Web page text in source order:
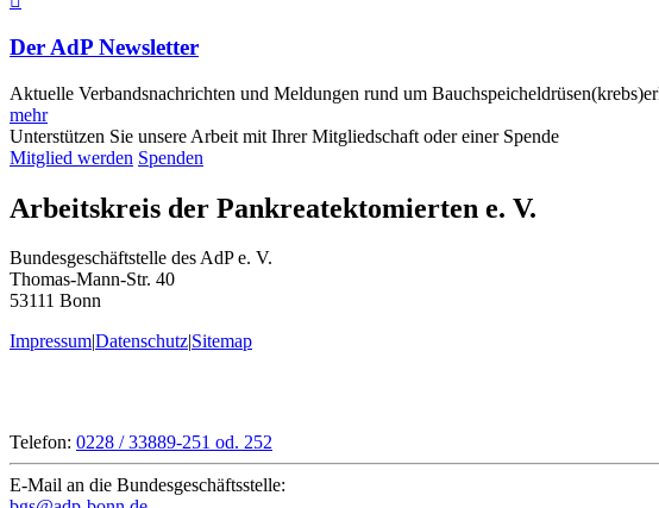
Der AdP Newsletter
Aktuelle Verbandsnachrichten und Meldungen rund um
mehr
Unterstützen Sie unsere Arbeit mit Ihrer Mitgliedschaft oder einer Spende
Mitglied werden Spenden
Arbeitskreis der Pankreatektomierten e. V.
Bundesgeschäftstelle des AdP e. V.
Thomas-Mann-Str. 40
53111 Bonn
Impressum|Datenschutz|Sitemap
Telefon: 0228 / 33889-251 od. 252
E-Mail an die Bundesgeschäftsstelle: